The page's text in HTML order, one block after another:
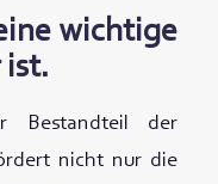
wichtige
ist.
Bestandteil der
nicht nur die